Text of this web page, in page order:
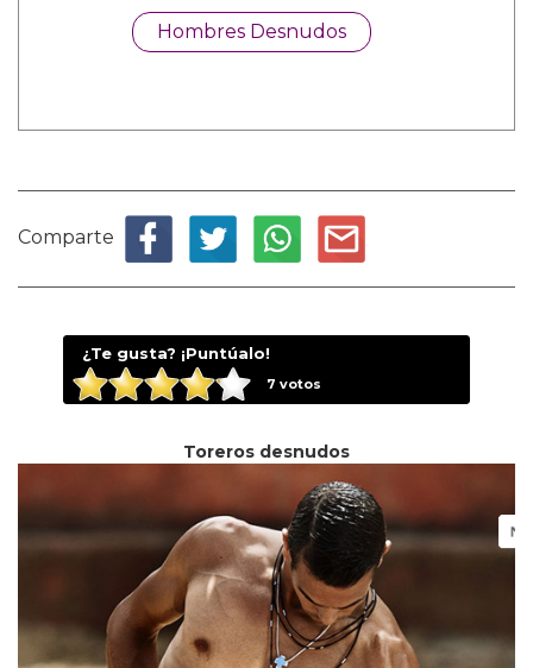
Hombres Desnudos
Comparte
¿Te gusta? ¡Puntúalo!
7 votos
Toreros desnudos